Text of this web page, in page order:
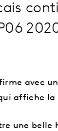
avec
affiche
une belle